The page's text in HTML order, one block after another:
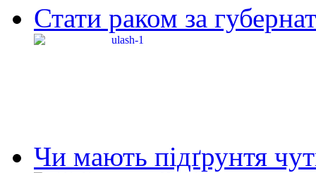
Стати раком за
Чи мають підґрунтя